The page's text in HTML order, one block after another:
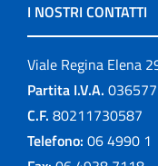
I NOSTRI CONTATTI
Viale Regina Elena
Partita I.V.A.
C.F. 80211730587
Telefono: 06 4990 1